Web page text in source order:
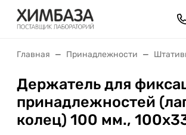
Главная Принадлежности
Держатель для
принадлежностей
колец) 100 мм.,